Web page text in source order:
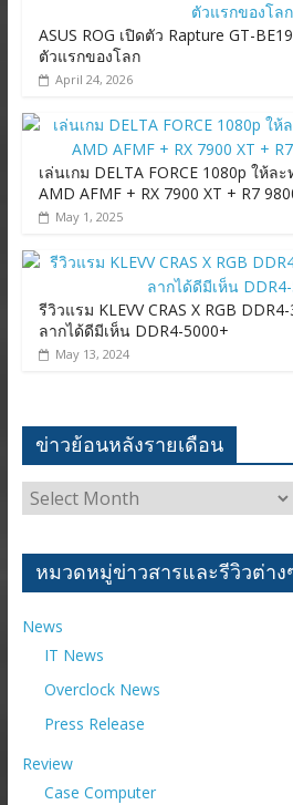
ASUS ROG เปิดตัว Rapture GT-
ตัวแรกของโลก
April 24, 2026
เล่นเกม DELTA FORCE 1080p ให้ล
AMD AFMF + RX 7900 XT + R7
May 1, 2025
รีวิวแรม KLEVV CRAS X RGB
ลากได้ดีมีเห็น DDR4-5000+
May 13, 2024
ข่าวย้อนหลังรายเดือน
ข่าว
ย้อน
ราย
เดือน
หมวดหมู่ข่าวสารและรีวิวต่าง
News
IT News
Overclock News
Press Release
Review
Case Computer